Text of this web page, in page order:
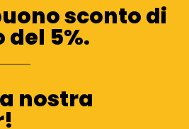
sconto di
5%.
nostra